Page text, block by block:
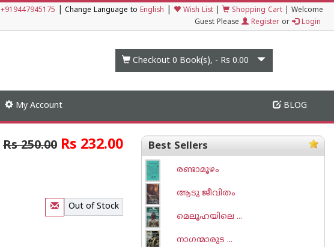
+919447945175 Change Language to English Wish List Shopping Cart
Welcome
Guest Please
Register or Login
Checkout 0 Book(s), - Rs 0.00
My Account BLOG
Rs 250.00 Rs 232.00
Out of Stock
Best Sellers
രണ്ടാമൂഴം
ആടു ജീവിതം
മെലൂഹയിലെ ...
നാഗന്മാരുട ...